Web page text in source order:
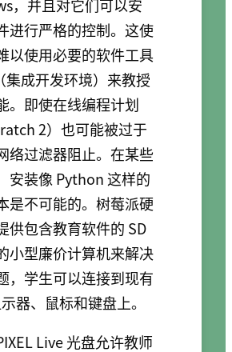
，并且对它们可以安
进行严格的控制。这使
以使用必要的软件工具
集成开发环境）来教授
。即使在线编程计划
2）也可能被过于
络过滤器阻止。在某些
安装像 Python 这样的
是不可能的。树莓派硬
供包含教育软件的 SD
小型廉价计算机来解决
，学生可以连接到现有
器、鼠标和键盘上。
Live 光盘允许教师